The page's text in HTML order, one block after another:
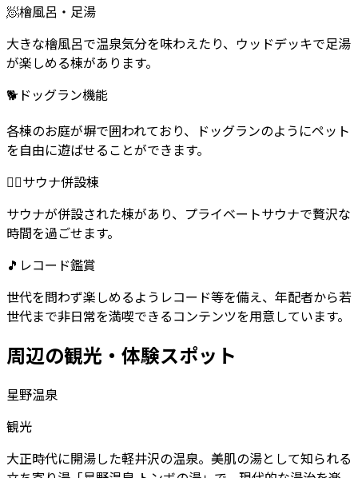
🧖檜風呂・足湯
大きな檜風呂で温泉気分を味わえたり、ウッドデッキで足湯
が楽しめる棟があります。
🐕ドッグラン機能
各棟のお庭が塀で囲われており、ドッグランのようにペット
を自由に遊ばせることができます。
🧖‍♂️サウナ併設棟
サウナが併設された棟があり、プライベートサウナで贅沢な
時間を過ごせます。
🎵 レコード鑑賞
世代を問わず楽しめるようレコード等を備え、年配者から若
世代まで非日常を満喫できるコンテンツを用意しています。
周辺の観光・体験スポット
星野温泉
観光
大正時代に開湯した軽井沢の温泉。美肌の湯として知られる